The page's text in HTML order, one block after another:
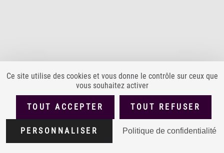
PLAN DU SITE ACCESSIBILITÉ : PARTIELLEMENT CONFORME
MENTIONS LÉGALES POLITIQUE DE CONFIDENTIALITÉ
Version
1.4.0
Ce site utilise des cookies et vous donne le contrôle sur ceux que
vous souhaitez activer
TOUT ACCEPTER TOUT REFUSER
PERSONNALISER Politique de confidentialité